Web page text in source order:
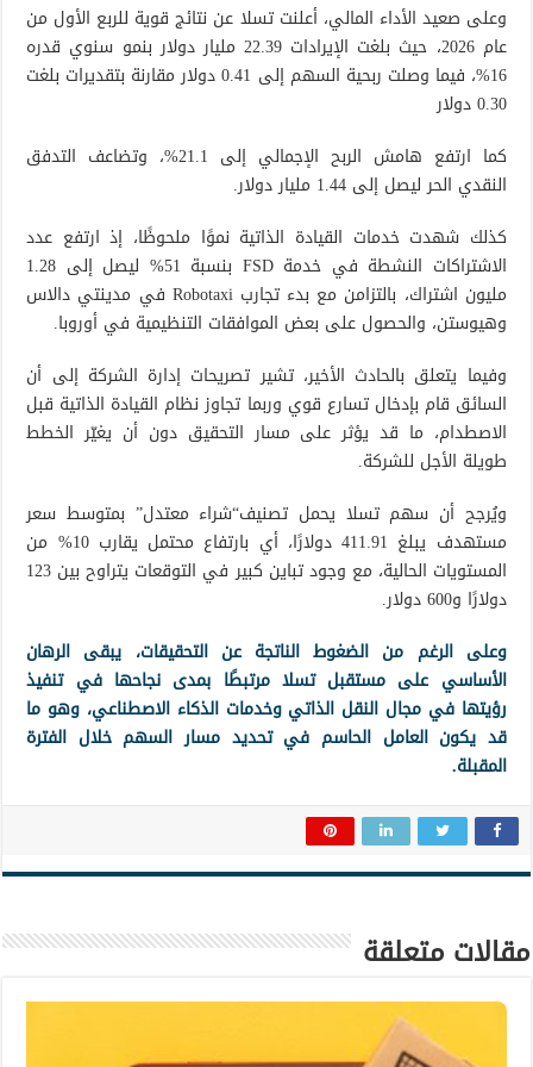
وعلى صعيد الأداء المالي، أعلنت تسلا عن نتائج قوية للربع الأول من
عام 2026، حيث بلغت الإيرادات 22.39 مليار دولار بنمو سنوي قدره
16%، فيما وصلت ربحية السهم إلى 0.41 دولار مقارنة بتقديرات بلغت
0.30 دولار
كما ارتفع هامش الربح الإجمالي إلى 21.1%، وتضاعف التدفق
النقدي الحر ليصل إلى 1.44 مليار دولار.
كذلك شهدت خدمات القيادة الذاتية نموًا ملحوظًا، إذ ارتفع عدد
الاشتراكات النشطة في خدمة FSD بنسبة 51% ليصل إلى 1.28
مليون اشتراك، بالتزامن مع بدء تجارب Robotaxi في مدينتي دالاس
وهيوستن، والحصول على بعض الموافقات التنظيمية في أوروبا.
وفيما يتعلق بالحادث الأخير، تشير تصريحات إدارة الشركة إلى أن
السائق قام بإدخال تسارع قوي وربما تجاوز نظام القيادة الذاتية قبل
الاصطدام، ما قد يؤثر على مسار التحقيق دون أن يغيّر الخطط
طويلة الأجل للشركة.
ويُرجح أن سهم تسلا يحمل تصنيف“شراء معتدل” بمتوسط سعر
مستهدف يبلغ 411.91 دولارًا، أي بارتفاع محتمل يقارب 10% من
المستويات الحالية، مع وجود تباين كبير في التوقعات يتراوح بين 123
دولارًا و600 دولار.
وعلى الرغم من الضغوط الناتجة عن التحقيقات، يبقى الرهان
الأساسي على مستقبل تسلا مرتبطًا بمدى نجاحها في تنفيذ
رؤيتها في مجال النقل الذاتي وخدمات الذكاء الاصطناعي، وهو ما
قد يكون العامل الحاسم في تحديد مسار السهم خلال الفترة
المقبلة.
مقالات متعلقة